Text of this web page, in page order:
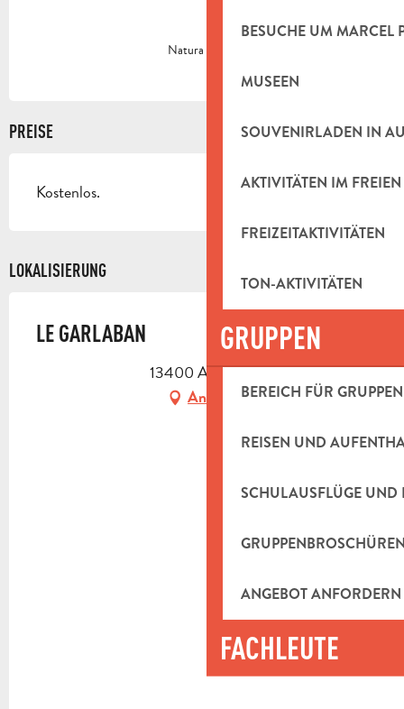
BESUCHE UM MARCEL
MUSEEN
SOUVENIRLADEN IN
AKTIVITÄTEN IM FREIEN
FREIZEITAKTIVITÄTEN
TON-AKTIVITÄTEN
GRUPPEN
BEREICH FÜR GRUPPEN
REISEN UND
SCHULAUSFLÜGE UND
ANGEBOT ANFORDERN
FACHLEUTE
Natura 2000
PREISE
Kostenlos.
LOKALISIERUNG
LE GARLABAN
13400 Aubagne
Anfahrt